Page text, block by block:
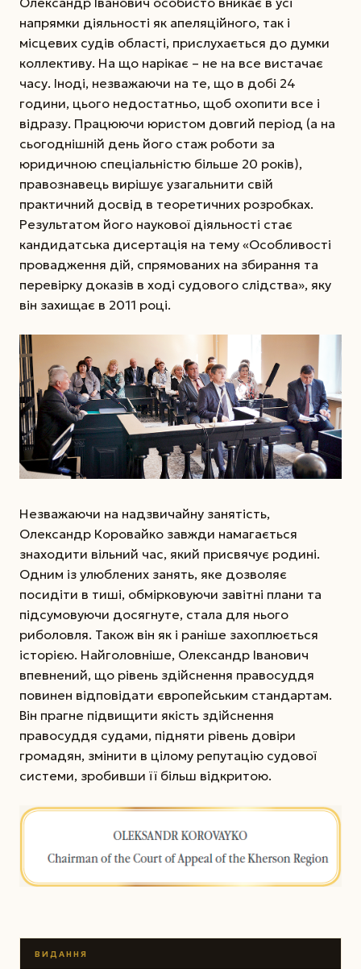
напрямки діяльності як апеляційного, так і
місцевих судів області, прислухається до думки
коллективу. На що нарікає – не на все вистачає
часу. Іноді, незважаючи на те, що в добі 24
години, цього недостатньо, щоб охопити все і
відразу. Працюючи юристом довгий період (а на
сьогоднішній день його стаж роботи за
юридичною спеціальністю більше 20 років),
правознавець вирішує узагальнити свій
практичний досвід в теоретичних розробках.
Результатом його наукової діяльності стає
кандидатська дисертація на тему «Особливості
провадження дій, спрямованих на збирання та
перевірку доказів в ході судового слідства», яку
він захищає в 2011 році.
Незважаючи на надзвичайну занятість,
Олександр Коровайко завжди намагається
знаходити вільний час, який присвячує родині.
Одним із улюблених занять, яке дозволяє
посидіти в тиші, обмірковуючи завітні плани та
підсумовуючи досягнуте, стала для нього
риболовля. Також він як і раніше захоплюється
історією. Найголовніше, Олександр Іванович
впевнений, що рівень здійснення правосуддя
повинен відповідати європейським стандартам.
Він прагне підвищити якість здійснення
правосуддя судами, підняти рівень довіри
громадян, змінити в цілому репутацію судової
системи, зробивши її більш відкритою.
ВИДАННЯ